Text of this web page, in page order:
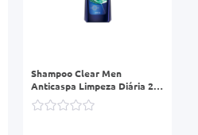
Shampoo Clear Men
Anticaspa Limpeza Diária 2
em 1 Frasco 200ml